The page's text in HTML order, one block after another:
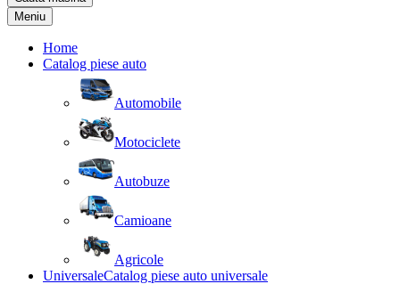
Meniu
Home
Catalog piese auto
Automobile
Motociclete
Autobuze
Camioane
Agricole
UniversaleCatalog piese auto universale